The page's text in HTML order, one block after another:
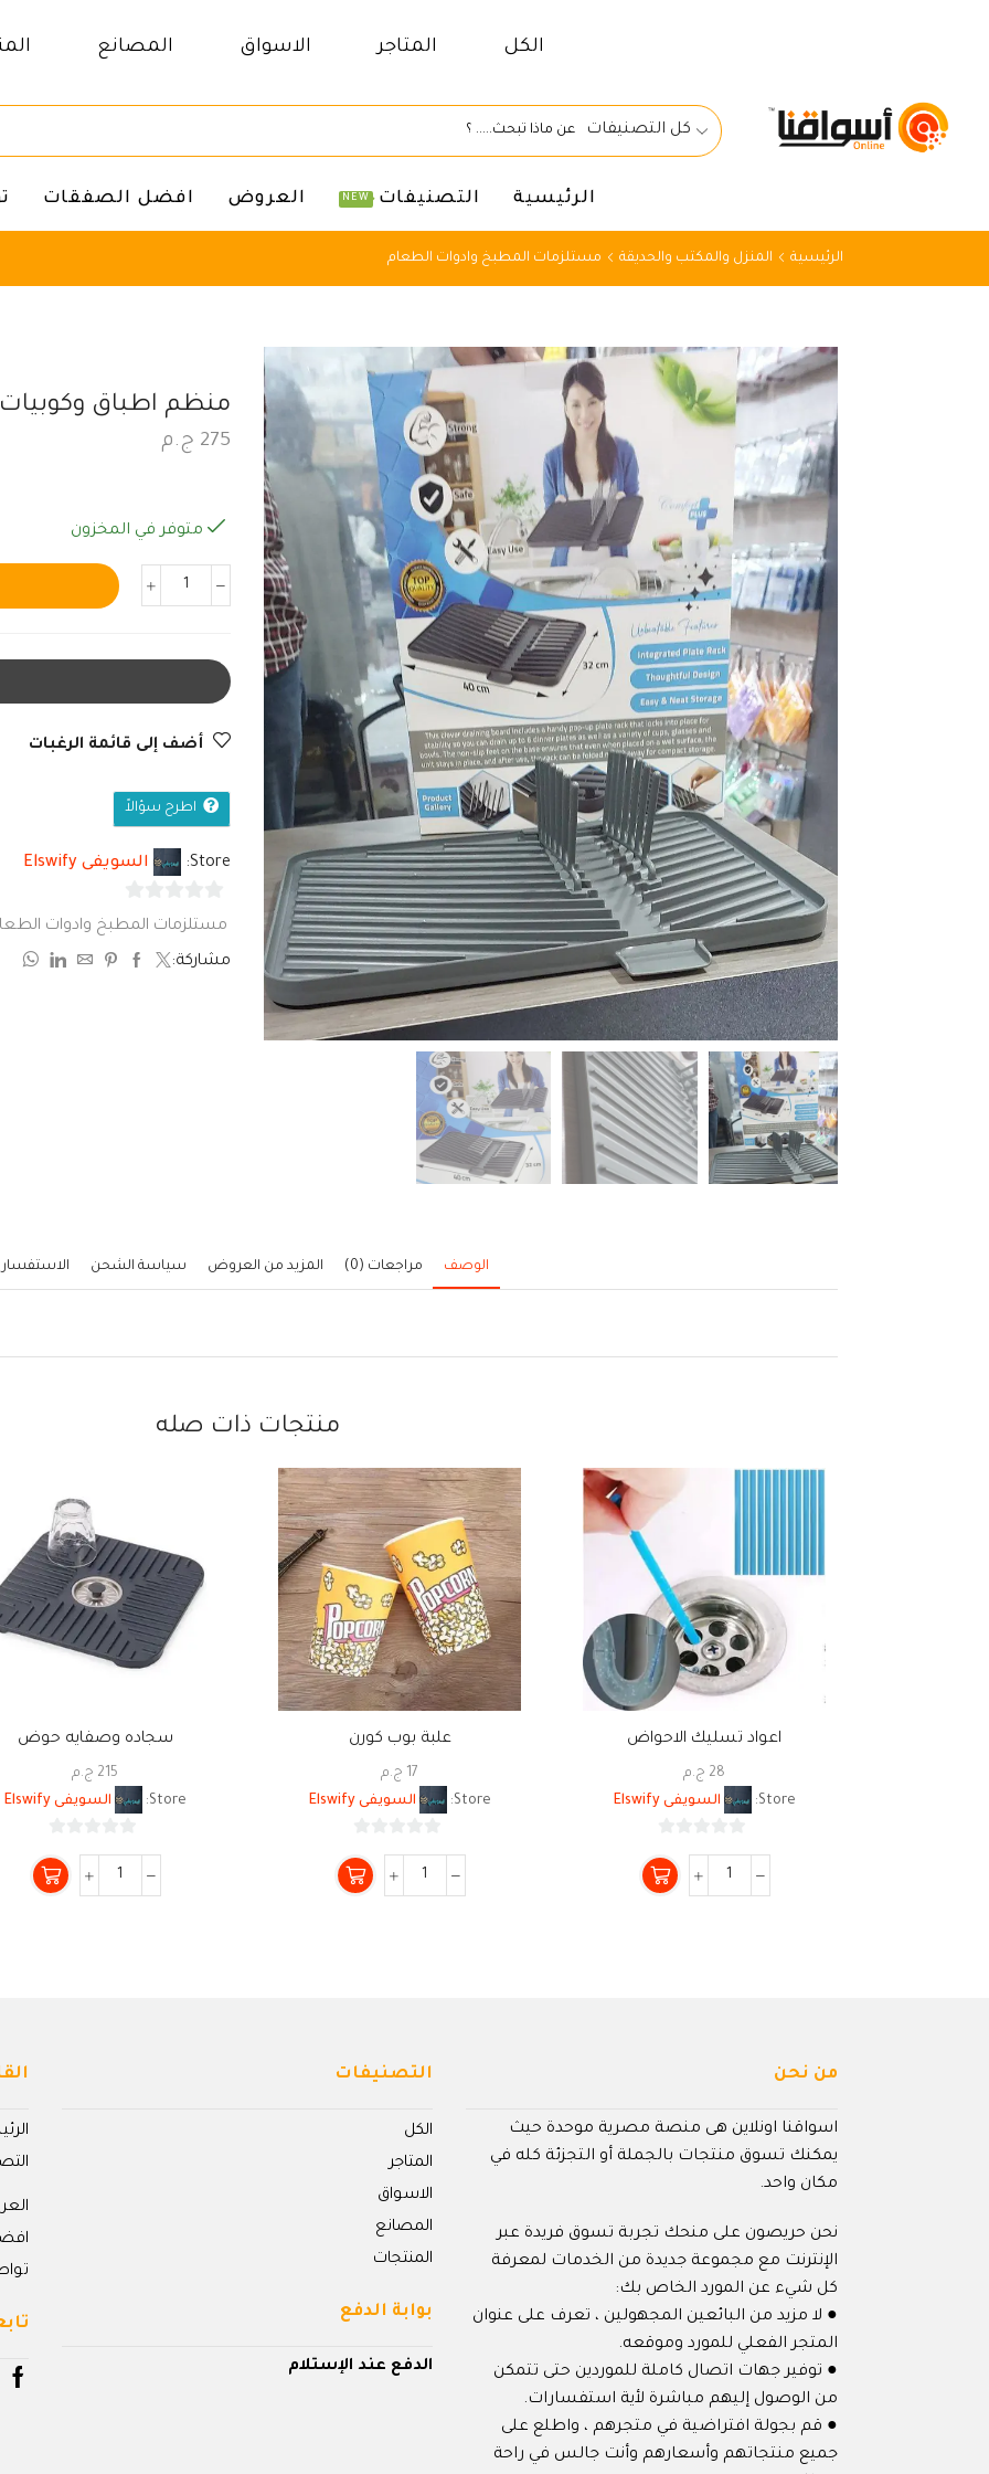
الكل المتاجر الاسواق المصانع
كل التصنيفات
الرئيسية التصنيفات NEW العروض افضل الصفقات
الرئيسية المنزل والمكتب والحديقة مستلزمات المطبخ وادوات الطعام
منظم اطباق وكوبيات
275 ج.م
متوفر في المخزون
أضف إلى قائمة الرغبات
اطرح سؤالاً
Store: السويفى Elswify
0
مستلزمات المطبخ وادوات
مشاركة:
الوصف مراجعات (0) المزيد من العروض سياسة الشحن
منتجات ذات صله
اعواد تسليك الاحواض
28 ج.م
Store:
السويفى Elswify
من
5
علبة بوب كورن
17 ج.م
Store:
السويفى Elswify
من
5
سجاده وصفايه حوض
215 ج.م
Store:
السويفى Elswify
من
5
من نحن
اسواقنا اونلاين هى منصة مصرية موحدة حيث
يمكنك تسوق منتجات بالجملة أو التجزئة كله في
مكان واحد.
نحن حريصون على منحك تجربة تسوق فريدة عبر
الإنترنت مع مجموعة جديدة من الخدمات لمعرفة
كل شيء عن المورد الخاص بك:
● لا مزيد من البائعين المجهولين ، تعرف على عنوان
المتجر الفعلي للمورد وموقعه.
● توفير جهات اتصال كاملة للموردين حتى تتمكن
من الوصول إليهم مباشرة لأية استفسارات.
● قم بجولة افتراضية في متجرهم ، واطلع على
جميع منتجاتهم وأسعارهم وأنت جالس في راحة
التصنيفات
الكل
المتاجر
الاسواق
المصانع
المنتجات
بوابة الدفع
الدفع عند الإستلام